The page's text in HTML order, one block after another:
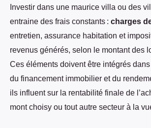
Investir dans une maurice villa ou des
entraine des frais constants : charges
entretien, assurance habitation et
revenus générés, selon le montant des
Ces éléments doivent être intégrés
du financement immobilier et du
ils influent sur la rentabilité finale de
mont choisy ou tout autre secteur à la